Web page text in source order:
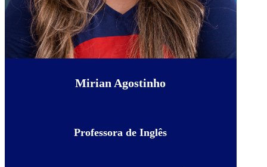
Mirian Agostinho
Professora de Inglês